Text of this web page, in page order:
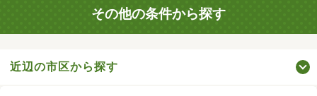
その他の条件から探す
近辺の市区から探す